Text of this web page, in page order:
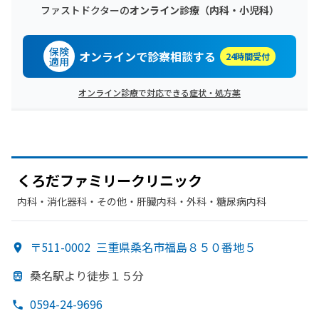
ファストドクターのオンライン診療（内科・小児科）
保険
適用 オンラインで診察相談する 24時間受付
オンライン診療で対応できる症状・処方薬
くろだファミリークリニック
内科・​消化器科・​その他・​肝臓内科・外科・​糖尿病内科
〒511-0002 三重県桑名市福島８５０番地５
桑名駅より徒歩１５分
0594-24-9696